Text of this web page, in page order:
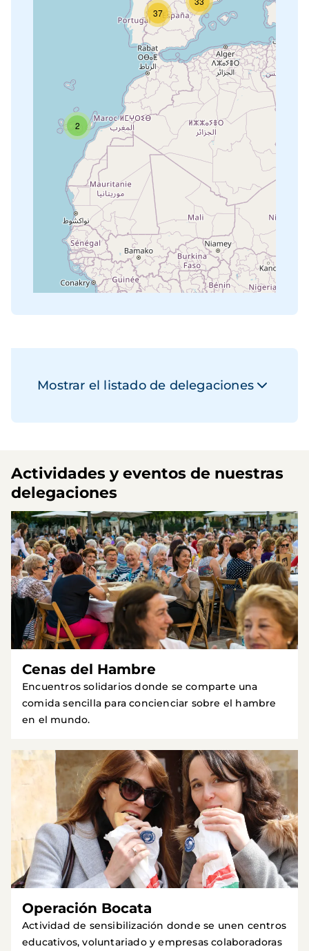
2
37
Mostrar el listado de delegaciones
Actividades y eventos de nuestras
delegaciones
Cenas del Hambre
Encuentros solidarios donde se comparte una
comida sencilla para concienciar sobre el hambre
en el mundo.
Operación Bocata
Actividad de sensibilización donde se unen centros
educativos, voluntariado y empresas colaboradoras